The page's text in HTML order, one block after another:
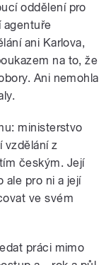
oddělení pro
agentuře
ani Karlova,
na to, že
Ani nemohla
ministerstvo
vzdělání z
českým. Její
ale pro ni a její
ve svém
práci mimo